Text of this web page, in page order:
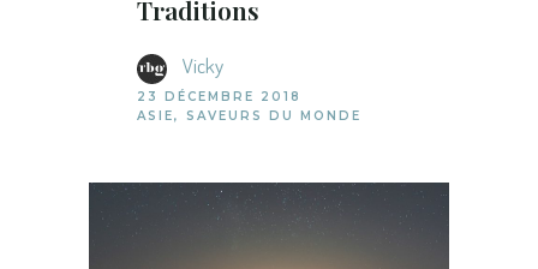
Traditions
Vicky
23 DÉCEMBRE 2018
ASIE, SAVEURS DU MONDE